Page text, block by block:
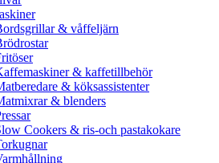
& våffeljärn
& kaffetillbehör
& köksassistenter
& blenders
Cookers & ris-och pastakokare